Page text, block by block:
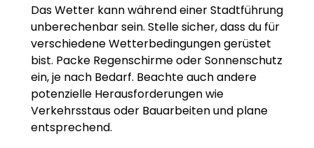
Das Wetter kann während einer Stadtführung
unberechenbar sein. Stelle sicher, dass du für
verschiedene Wetterbedingungen gerüstet
bist. Packe Regenschirme oder Sonnenschutz
ein, je nach Bedarf. Beachte auch andere
potenzielle Herausforderungen wie
Verkehrsstaus oder Bauarbeiten und plane
entsprechend.